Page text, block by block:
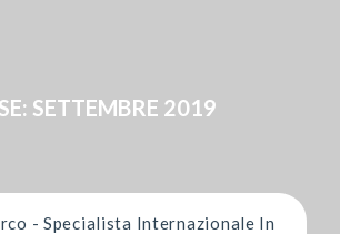
o
SETTEMBRE 2019
- Specialista Internazionale In